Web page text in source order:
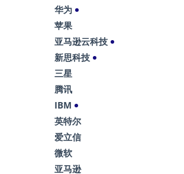
华为
苹果
亚马逊云科技
新思科技
三星
腾讯
IBM
英特尔
爱立信
微软
亚马逊